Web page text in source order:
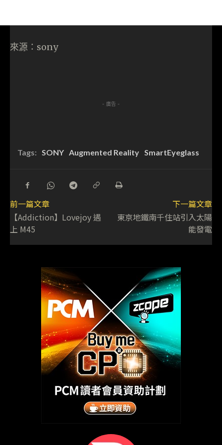
來源：sony
- 廣告 -
Tags: SONY Augmented Reality SmartEyeglass
前一篇文章
【Addiction】Lovejoy 遇
上 M45
下一篇文章
東京地鐵南千住站引入太陽
能發電